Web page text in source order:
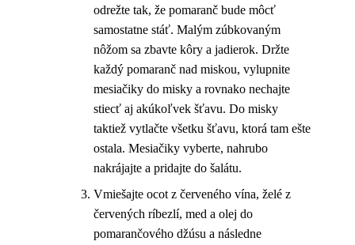
odrežte tak, že pomaranč bude môcť
samostatne stáť. Malým zúbkovaným
nôžom sa zbavte kôry a jadierok. Držte
každý pomaranč nad miskou, vylupnite
mesiačiky do misky a rovnako nechajte
stiecť aj akúkoľvek šťavu. Do misky
taktiež vytlačte všetku šťavu, ktorá tam ešte
ostala. Mesiačiky vyberte, nahrubo
nakrájajte a pridajte do šalátu.
Vmiešajte ocot z červeného vína, želé z
červených ríbezlí, med a olej do
pomarančového džúsu a následne